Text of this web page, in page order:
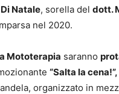
Natale, sorella del dott.
nel 2020.
Mototerapia saranno
“Salta la cena!”,
organizzato in